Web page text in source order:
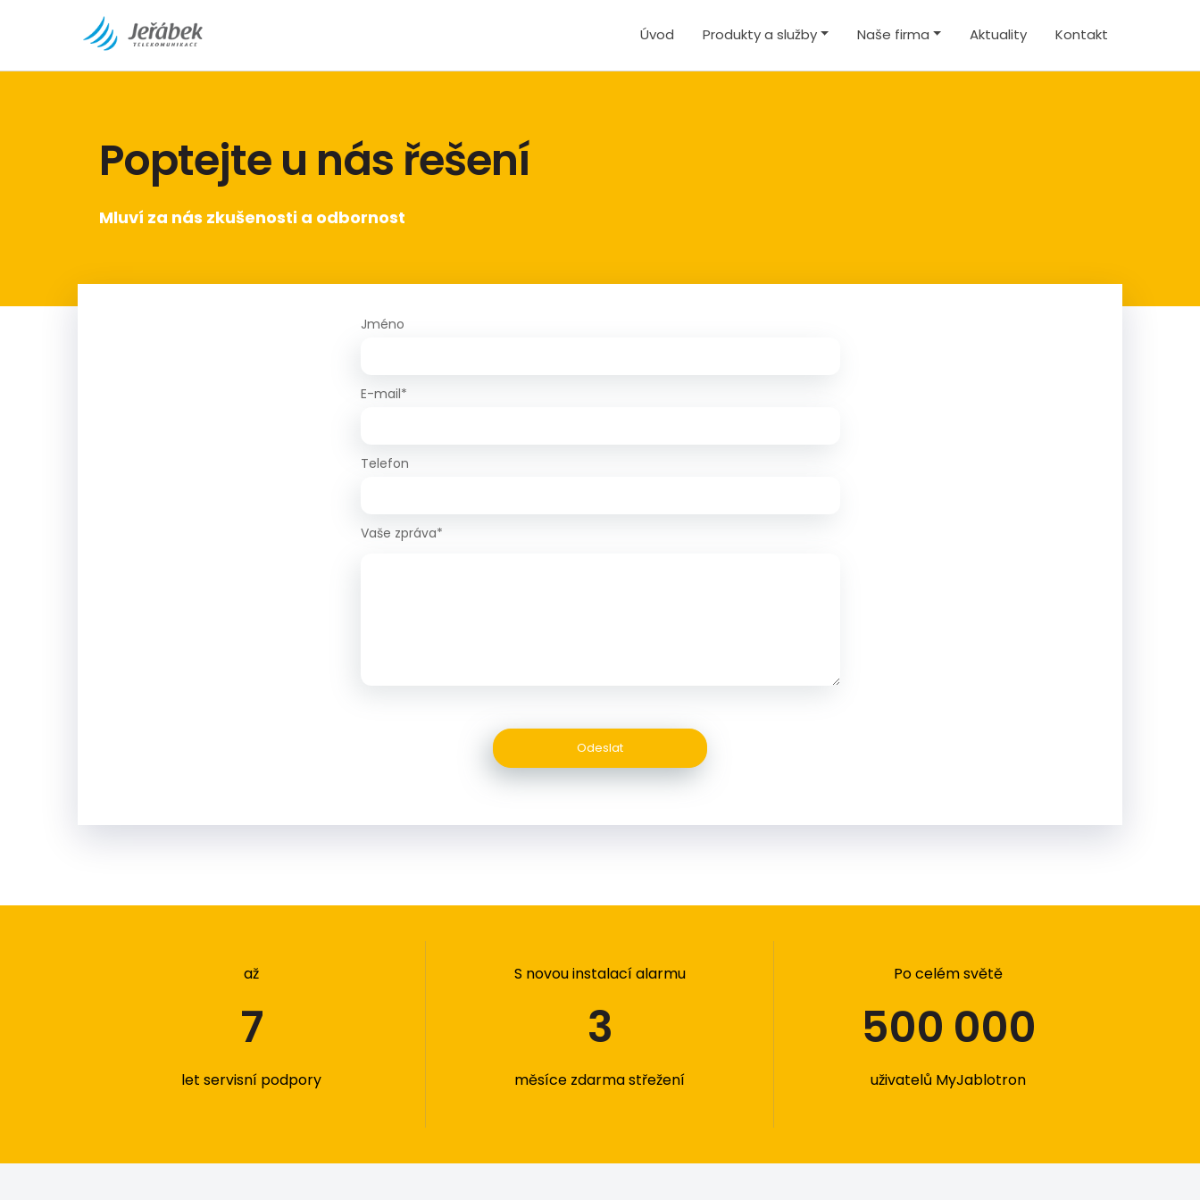
Úvod Produkty a služby Naše firma Aktuality Kontakt
Poptejte u nás řešení
Mluví za nás zkušenosti a odbornost
Jméno
E-mail*
Telefon
Vaše zpráva*
až
7
let servisní podpory
S novou instalací alarmu
3
měsíce zdarma střežení
Po celém světě
500 000
uživatelů MyJablotron